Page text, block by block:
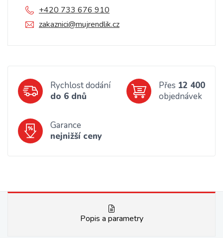
+420 733 676 910
zakaznici@mujrendlik.cz
Rychlost dodání
do 6 dnů
Přes 12 400
objednávek
Garance
nejnižší ceny
Popis a parametry